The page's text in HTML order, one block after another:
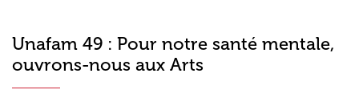
Unafam 49 : Pour notre santé mentale,
ouvrons-nous aux Arts